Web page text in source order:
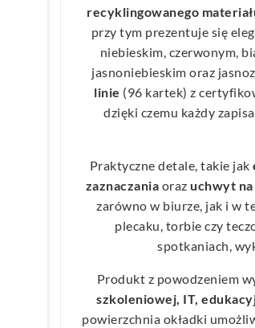
recyklingowanego
przy tym prezentuje się
niebieskim, czerwonym,
jasnoniebieskim oraz
linie (96 kartek) z
dzięki czemu każdy
Praktyczne detale, takie jak
zaznaczania oraz uchwyt na
zarówno w biurze, jak i w
plecaku, torbie czy
spotkaniach,
Produkt z powodzeniem
szkoleniowej, IT,
powierzchnia okładki